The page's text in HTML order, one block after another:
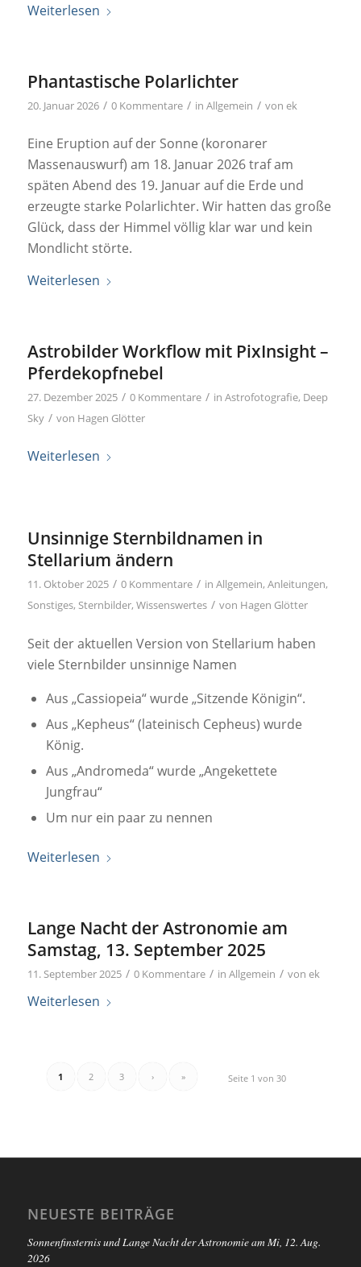
Weiterlesen
Phantastische Polarlichter
20. Januar 2026 / 0 Kommentare / in Allgemein / von ek
Eine Eruption auf der Sonne (koronarer
Massenauswurf) am 18. Januar 2026 traf am
späten Abend des 19. Januar auf die Erde und
erzeugte starke Polarlichter. Wir hatten das große
Glück, dass der Himmel völlig klar war und kein
Mondlicht störte.
Weiterlesen
Astrobilder Workflow mit PixInsight –
Pferdekopfnebel
27. Dezember 2025 / 0 Kommentare / in Astrofotografie, Deep
Sky / von Hagen Glötter
Weiterlesen
Unsinnige Sternbildnamen in
Stellarium ändern
11. Oktober 2025 / 0 Kommentare / in Allgemein, Anleitungen,
Sonstiges, Sternbilder, Wissenswertes / von Hagen Glötter
Seit der aktuellen Version von Stellarium haben
viele Sternbilder unsinnige Namen
Aus „Cassiopeia“ wurde „Sitzende Königin“.
Aus „Kepheus“ (lateinisch Cepheus) wurde
König.
Aus „Andromeda“ wurde „Angekettete
Jungfrau“
Um nur ein paar zu nennen
Weiterlesen
Lange Nacht der Astronomie am
Samstag, 13. September 2025
11. September 2025 / 0 Kommentare / in Allgemein / von ek
Weiterlesen
Seite 1 von 30
1 2 3 › »
NEUESTE BEITRÄGE
Sonnenfinsternis und Lange Nacht der Astronomie am Mi, 12. Aug.
2026